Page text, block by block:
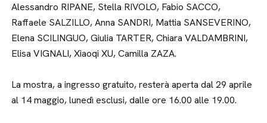
Alessandro RIPANE, Stella RIVOLO, Fabio SACCO,
Raffaele SALZILLO, Anna SANDRI, Mattia SANSEVERINO,
Elena SCILINGUO, Giulia TARTER, Chiara VALDAMBRINI,
Elisa VIGNALI, Xiaoqi XU, Camilla ZAZA.
La mostra, a ingresso gratuito, resterà aperta dal 29 aprile
al 14 maggio, lunedì esclusi, dalle ore 16.00 alle 19.00.